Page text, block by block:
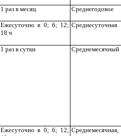
1 раз в месяц Среднегодовое
Ежесуточно в 0; 6; 12;
18 ч
Среднесуточная
1 раз в сутки Среднемесячный
Ежесуточно в 0; 6; 12; Среднемесячная,